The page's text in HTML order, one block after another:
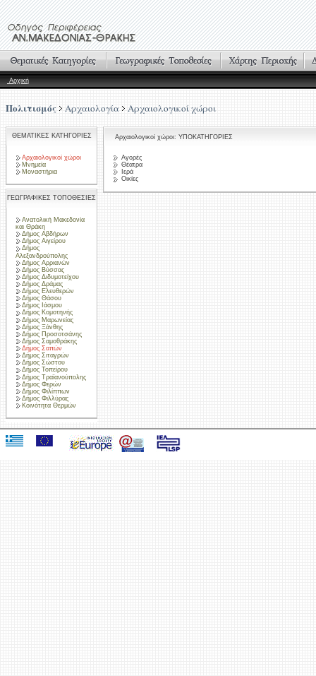
Αρχική
Πολιτισμός Αρχαιολογία Αρχαιολογικοί χώροι
ΘΕΜΑΤΙΚΕΣ ΚΑΤΗΓΟΡΙΕΣ
Αρχαιολογικοί χώροι
Μνημεία
Μοναστήρια
ΓΕΩΓΡΑΦΙΚΕΣ ΤΟΠΟΘΕΣΙΕΣ
Ανατολική Μακεδονία
και Θράκη
Δήμος Αβδήρων
Δήμος Αιγείρου
Δήμος
Αλεξανδρούπολης
Δήμος Αρριανών
Δήμος Βύσσας
Δήμος Διδυμοτείχου
Δήμος Δράμας
Δήμος Ελευθερών
Δήμος Θάσου
Δήμος Ιάσμου
Δήμος Κομοτηνής
Δήμος Μαρωνείας
Δήμος Ξάνθης
Δήμος Προσοτσάνης
Δήμος Σαμοθράκης
Δήμος Σαπών
Δήμος Σιταγρών
Δήμος Σώστου
Δήμος Τοπείρου
Δήμος Τραϊανούπολης
Δήμος Φερών
Δήμος Φιλίππων
Δήμος Φιλλύρας
Κοινότητα Θερμών
Αρχαιολογικοί χώροι: ΥΠΟΚΑΤΗΓΟΡΙΕΣ
Αγορές
Θέατρα
Ιερά
Οικίες